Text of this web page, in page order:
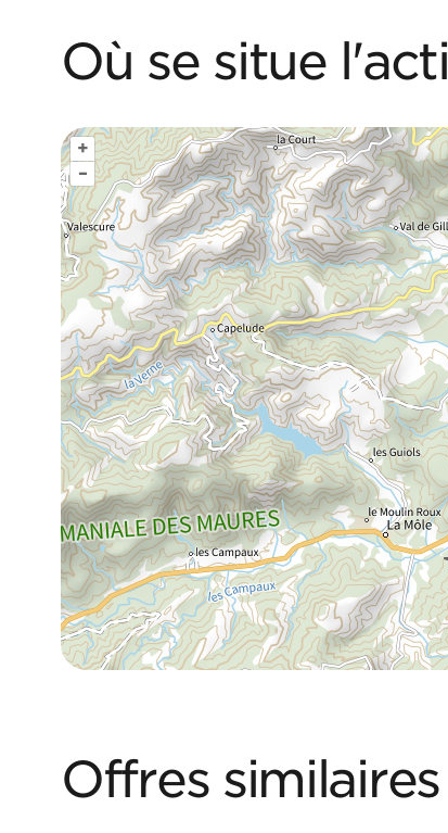
Où se situe
+
–
Offres similaires